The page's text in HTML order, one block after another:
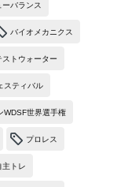
ーバランス
バイオメカニクス
ストウォーター
スティバル
WDSF世界選手権
プロレス
主トレ